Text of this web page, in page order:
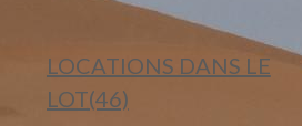
LOCATIONS DANS LE
LOT(46)